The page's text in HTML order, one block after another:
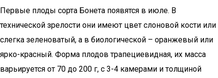
Первые плоды сорта Бонета появятся в июле. В
технической зрелости они имеют цвет слоновой кости или
слегка зеленоватый, а в биологической – оранжевый или
ярко-красный. Форма плодов трапециевидная, их масса
варьируется от 70 до 200 г, с 3-4 камерами и толщиной